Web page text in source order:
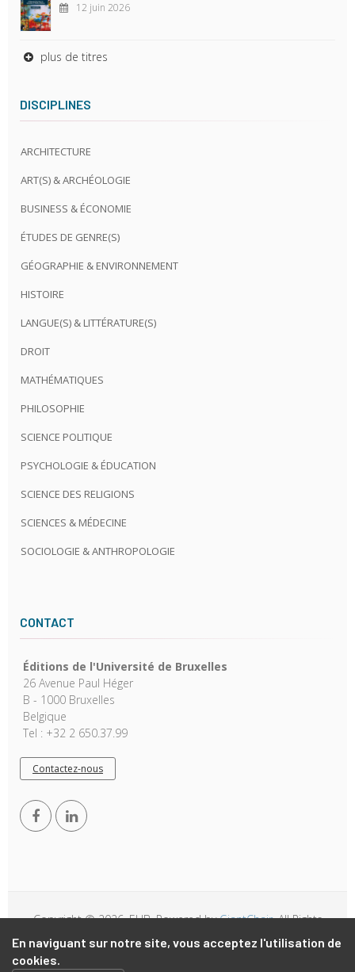
En naviguant sur notre site, vous acceptez l'utilisation de
cookies.
12 juin 2026
plus de titres
DISCIPLINES
ARCHITECTURE
ART(S) & ARCHÉOLOGIE
BUSINESS & ÉCONOMIE
ÉTUDES DE GENRE(S)
GÉOGRAPHIE & ENVIRONNEMENT
HISTOIRE
LANGUE(S) & LITTÉRATURE(S)
DROIT
MATHÉMATIQUES
PHILOSOPHIE
SCIENCE POLITIQUE
PSYCHOLOGIE & ÉDUCATION
SCIENCE DES RELIGIONS
SCIENCES & MÉDECINE
SOCIOLOGIE & ANTHROPOLOGIE
CONTACT
Éditions de l'Université de Bruxelles
26 Avenue Paul Héger
B - 1000 Bruxelles
Belgique
Tel : +32 2 650.37.99
Contactez-nous
Copyright © 2026, EUB. Powered byGiantChair. All Rights